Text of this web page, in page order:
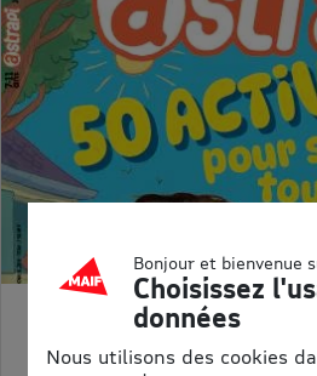
ASTRAPI
Prix kiosque :62,40 €
Bonjour et bienvenue
Choisissez
données
Nous utilisons des cookies